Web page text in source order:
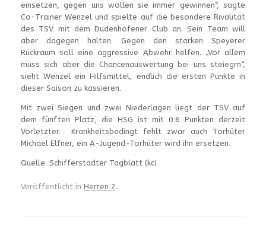
einsetzen, gegen uns wollen sie immer gewinnen“, sagte
Co-Trainer Wenzel und spielte auf die besondere Rivalität
des TSV mit dem Dudenhofener Club an. Sein Team will
aber dagegen halten. Gegen den starken Speyerer
Rückraum soll eine aggressive Abwehr helfen. „Vor allem
muss sich aber die Chancenauswertung bei uns steiegrn“,
sieht Wenzel ein Hilfsmittel, endlich die ersten Punkte in
dieser Saison zu kassieren.
Mit zwei Siegen und zwei Niederlagen liegt der TSV auf
dem fünften Platz, die HSG ist mit 0:6 Punkten derzeit
Vorletzter. Krankheitsbedingt fehlt zwar auch Torhüter
Michael Elfner, ein A-Jugend-Torhüter wird ihn ersetzen.
Quelle: Schifferstadter Tagblatt (kc)
Veröffentlicht in Herren 2 .